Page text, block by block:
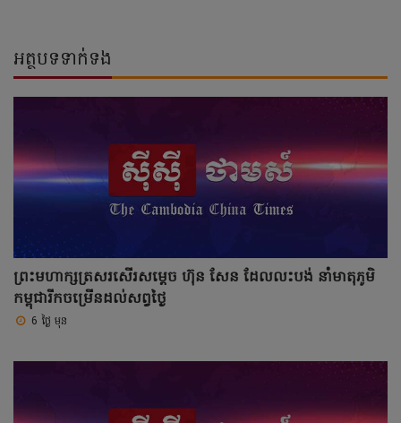
អត្ថបទទាក់ទង
ព្រះមហាក្សត្រសរសើរសម្តេច ហ៊ុន សែន ដែលលះបង់ នាំមាតុភូមិ
កម្ពុជារីកចម្រើនដល់សព្វថ្ងៃ
6 ថ្ងៃ មុន